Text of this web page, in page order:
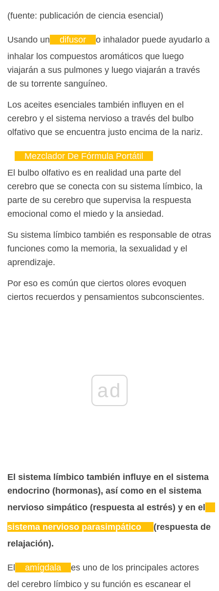
(fuente: publicación de ciencia esencial)
Usando un difusor
o inhalador puede ayudarlo a
inhalar los compuestos aromáticos que luego
viajarán a sus pulmones y luego viajarán a través
de su torrente sanguíneo.
Los aceites esenciales también influyen en el
cerebro y el sistema nervioso a través del bulbo
olfativo que se encuentra justo encima de la nariz.
Mezclador De Fórmula Portátil
El bulbo olfativo es en realidad una parte del
cerebro que se conecta con su sistema límbico, la
parte de su cerebro que supervisa la respuesta
emocional como el miedo y la ansiedad.
Su sistema límbico también es responsable de otras
funciones como la memoria, la sexualidad y el
aprendizaje.
Por eso es común que ciertos olores evoquen
ciertos recuerdos y pensamientos subconscientes.
ad
El sistema límbico también influye en el sistema
endocrino (hormonas), así como en el sistema
nervioso simpático (respuesta al estrés) y en el
sistema nervioso parasimpático
(respuesta de
relajación).
El amígdala
es uno de los principales actores
del cerebro límbico y su función es escanear el